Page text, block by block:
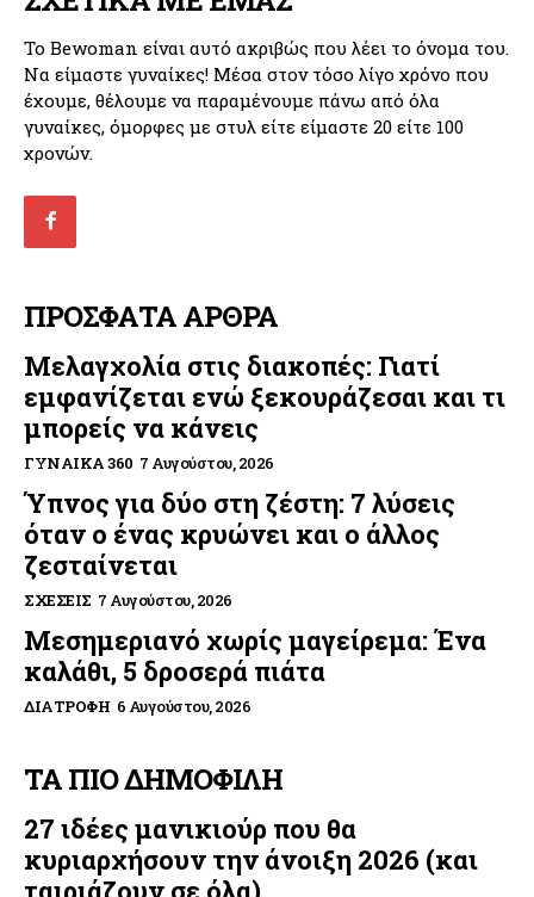
Το Bewoman είναι αυτό ακριβώς που λέει το όνομα του.
Να είμαστε γυναίκες! Μέσα στον τόσο λίγο χρόνο που
έχουμε, θέλουμε να παραμένουμε πάνω από όλα
γυναίκες, όμορφες με στυλ είτε είμαστε 20 είτε 100
χρονών.
ΠΡΟΣΦΑΤΑ ΑΡΘΡΑ
Μελαγχολία στις διακοπές: Γιατί
εμφανίζεται ενώ ξεκουράζεσαι και τι
μπορείς να κάνεις
ΓΥΝΑΊΚΑ 360 7 Αυγούστου, 2026
Ύπνος για δύο στη ζέστη: 7 λύσεις
όταν ο ένας κρυώνει και ο άλλος
ζεσταίνεται
ΣΧΈΣΕΙΣ 7 Αυγούστου, 2026
Μεσημεριανό χωρίς μαγείρεμα: Ένα
καλάθι, 5 δροσερά πιάτα
ΔΙΑΤΡΟΦΉ 6 Αυγούστου, 2026
ΤΑ ΠΙΟ ΔΗΜΟΦΙΛΗ
27 ιδέες μανικιούρ που θα
κυριαρχήσουν την άνοιξη 2026 (και